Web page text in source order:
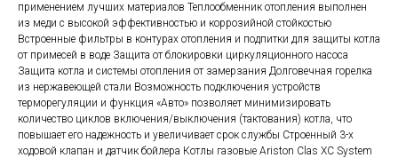
применением лучших материалов Теплообменник отопления выполнен
из меди с высокой эффективностью и коррозийной стойкостью
Встроенные фильтры в контурах отопления и подпитки для защиты котла
от примесей в воде Защита от блокировки циркуляционного насоса
Защита котла и системы отопления от замерзания Долговечная горелка
из нержавеющей стали Возможность подключения устройств
терморегуляции и функция «Авто» позволяет минимизировать
количество циклов включения/выключения (тактования) котла, что
повышает его надежность и увеличивает срок службы Строенный 3-х
ходовой клапан и датчик бойлера Котлы газовые Ariston Clas XС System